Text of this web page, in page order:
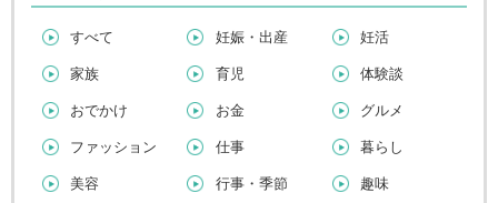
すべて 妊娠・出産 妊活
家族 育児 体験談
おでかけ お金 グルメ
ファッション 仕事 暮らし
美容 行事・季節 趣味